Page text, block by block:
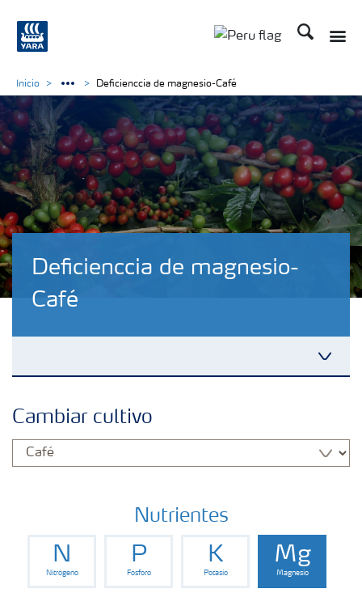
Buscar
Deficienccia de magnesio-
Café
Portafolio de Agricultura Digital
Almacenaje y manejo de fertilizantes
Soluciones por cultivos
Inicio Deficienccia de magnesio-Café
Cambiar cultivo
Nutrientes
N
Nitrógeno
P
Fósforo
K
Potasio
Mg
Magnesio